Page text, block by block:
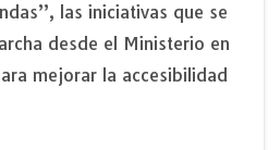
las iniciativas que se
desde el Ministerio en
mejorar la accesibilidad